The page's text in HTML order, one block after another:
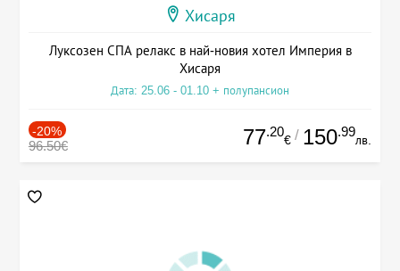
Хисаря
Луксозен СПА релакс в най-новия хотел Империя в
Хисаря
Дата: 25.06 - 01.10 + полупансион
-20%
96.50€ 77.20
€ / 150.99
лв.